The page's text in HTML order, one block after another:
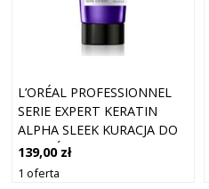
L’ORÉAL PROFESSIONNEL
SERIE EXPERT KERATIN
ALPHA SLEEK KURACJA DO
WŁOSÓW DLA GŁADKIEGO
WYGLĄDU WŁOSÓW 200 ML
139,00 zł
1 oferta